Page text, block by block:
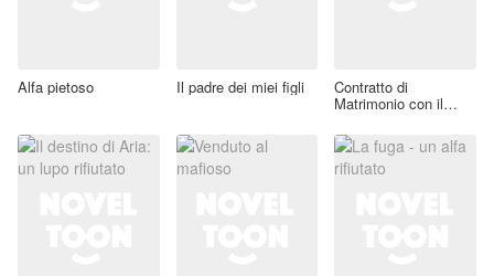
Alfa pietoso Il padre dei miei figli Contratto di
Matrimonio con il
Segretamente